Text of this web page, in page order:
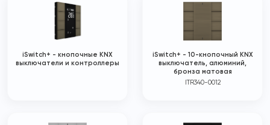
iSwitch+ - кнопочные KNX
выключатели и контроллеры
iSwitch+ - 10-кнопочный KNX
выключатель, алюминий,
бронза матовая
ITR340-0012